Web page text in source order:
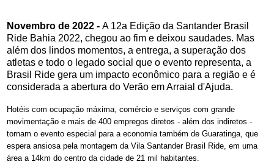
Novembro de 2022 - A 12a Edição da Santander Brasil
Ride Bahia 2022, chegou ao fim e deixou saudades. Mas
além dos lindos momentos, a entrega, a superação dos
atletas e todo o legado social que o evento representa, a
Brasil Ride gera um impacto econômico para a região e é
considerada a abertura do Verão em Arraial d'Ajuda.
Hotéis com ocupação máxima, comércio e serviços com grande
movimentação e mais de 400 empregos diretos - além dos indiretos -
tornam o evento especial para a economia também de Guaratinga, que
espera ansiosa pela montagem da Vila Santander Brasil Ride, em uma
área a 14km do centro da cidade de 21 mil habitantes.